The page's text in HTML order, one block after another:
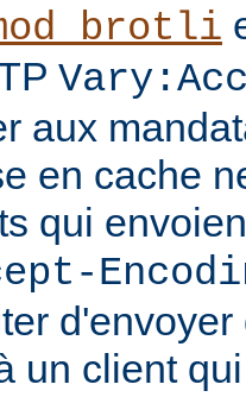
aux
en cache
qui
un client